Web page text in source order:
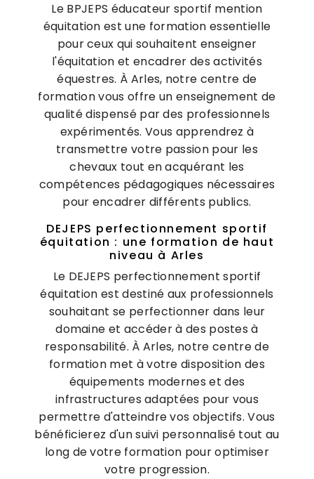
Le BPJEPS éducateur sportif mention
équitation est une formation essentielle
pour ceux qui souhaitent enseigner
l'équitation et encadrer des activités
équestres. À Arles, notre centre de
formation vous offre un enseignement de
qualité dispensé par des professionnels
expérimentés. Vous apprendrez à
transmettre votre passion pour les
chevaux tout en acquérant les
compétences pédagogiques nécessaires
pour encadrer différents publics.
DEJEPS perfectionnement sportif
équitation : une formation de haut
niveau à Arles
Le DEJEPS perfectionnement sportif
équitation est destiné aux professionnels
souhaitant se perfectionner dans leur
domaine et accéder à des postes à
responsabilité. À Arles, notre centre de
formation met à votre disposition des
équipements modernes et des
infrastructures adaptées pour vous
permettre d'atteindre vos objectifs. Vous
bénéficierez d'un suivi personnalisé tout au
long de votre formation pour optimiser
votre progression.